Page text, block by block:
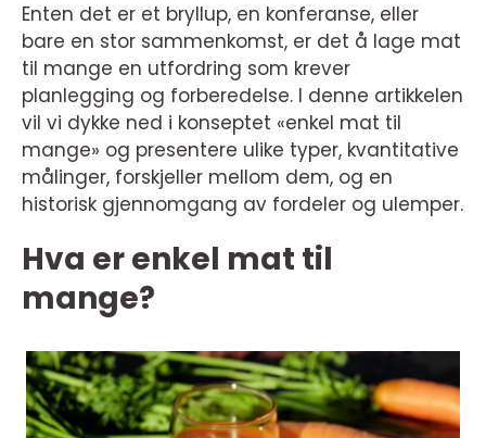
Enten det er et bryllup, en konferanse, eller
bare en stor sammenkomst, er det å lage mat
til mange en utfordring som krever
planlegging og forberedelse. I denne artikkelen
vil vi dykke ned i konseptet «enkel mat til
mange» og presentere ulike typer, kvantitative
målinger, forskjeller mellom dem, og en
historisk gjennomgang av fordeler og ulemper.
Hva er enkel mat til
mange?